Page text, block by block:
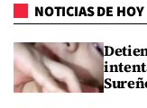
NOTICIAS DE HOY